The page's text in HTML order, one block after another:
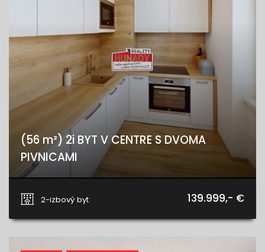
(56 m²) 2i BYT V CENTRE S DVOMA
PIVNICAMI
2-izbový byt
139.999,- €